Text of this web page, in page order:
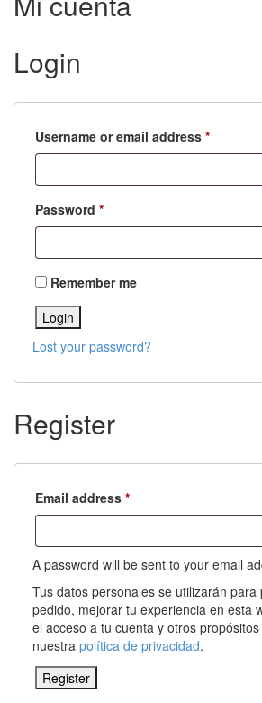
Login
Username or email address *
Password *
Remember me
Lost your password?
Register
Email address *
A password will be sent to your email
Tus datos personales se utilizarán para
pedido, mejorar tu experiencia en esta
el acceso a tu cuenta y otros
nuestra política de privacidad.
Register